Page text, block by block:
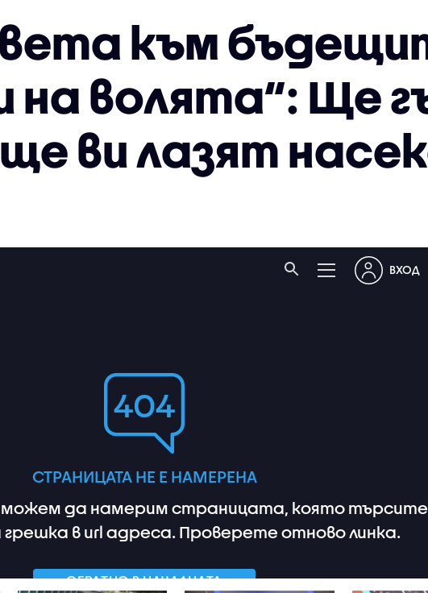
към
на волята“: Ще
ще ви лазят